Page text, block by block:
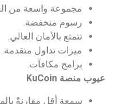
مجموعة واسعة من
رسوم منخفضة.
تتمتع بالأمان العالي.
ميزات تداول متقدمة.
برامج مكافآت.
عيوب منصة KuCoin